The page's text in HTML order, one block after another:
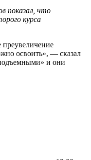
показал, что
курса
освоить», — сказал
и они